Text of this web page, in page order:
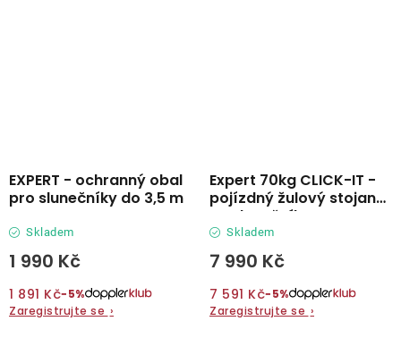
EXPERT - ochranný obal
pro slunečníky do 3,5 m
Skladem
1 990 Kč
1 891 Kč−5%
Zaregistrujte se ›
Expert 70kg CLICK-IT -
pojízdný žulový stojan
na slunečník
Skladem
7 990 Kč
7 591 Kč−5%
Zaregistrujte se ›